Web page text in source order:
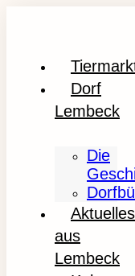
Dorf
Lembeck
Die
Aktuelles
aus
Lembeck